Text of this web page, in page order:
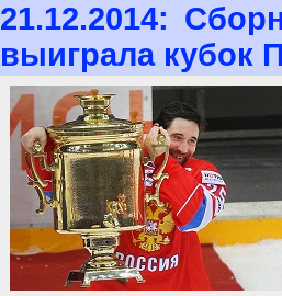
21.12.2014:
выиграла кубок